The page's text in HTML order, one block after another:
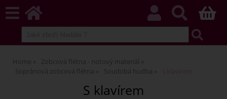
Home
Zobcová flétna - notový materiál
Sopránová zobcová flétna
Soudobá hudba
S klavírem